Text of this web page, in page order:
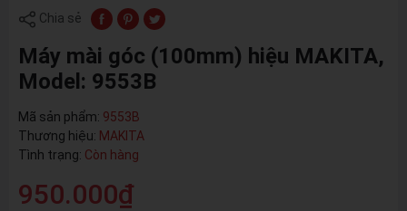
Chia sẻ
Máy mài góc (100mm) hiệu MAKITA,
Model: 9553B
Mã sản phẩm: 9553B
Thương hiệu: MAKITA
Tình trạng: Còn hàng
950.000₫